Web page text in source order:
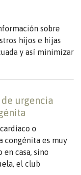
sobre
hijos e hijas
y así minimizar
urgencia
o
congénita es muy
en casa, sino
el club